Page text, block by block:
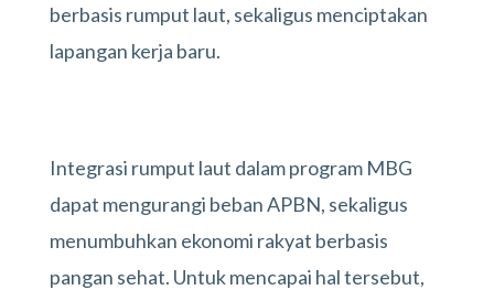
berbasis rumput laut, sekaligus menciptakan
lapangan kerja baru.
Integrasi rumput laut dalam program MBG
dapat mengurangi beban APBN, sekaligus
menumbuhkan ekonomi rakyat berbasis
pangan sehat. Untuk mencapai hal tersebut,